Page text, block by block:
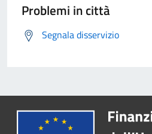
Problemi in città
Segnala disservizio